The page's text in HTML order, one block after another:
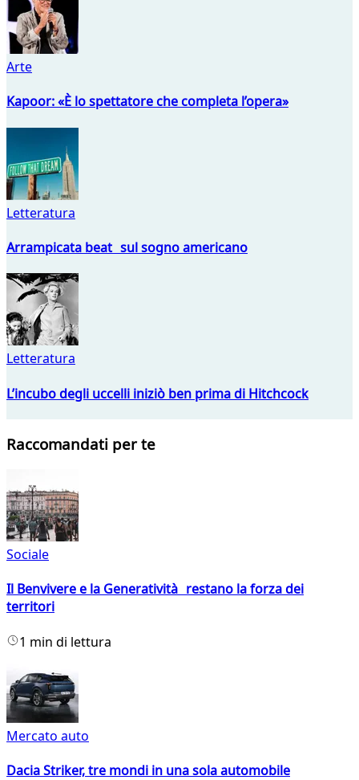
Arte
Kapoor: «È lo spettatore che completa l’opera»
Letteratura
Arrampicata beat sul sogno americano
Letteratura
L’incubo degli uccelli iniziò ben prima di Hitchcock
Raccomandati per te
Sociale
Il Benvivere e la Generatività restano la forza dei
territori
1 min di lettura
Mercato auto
Dacia Striker, tre mondi in una sola automobile